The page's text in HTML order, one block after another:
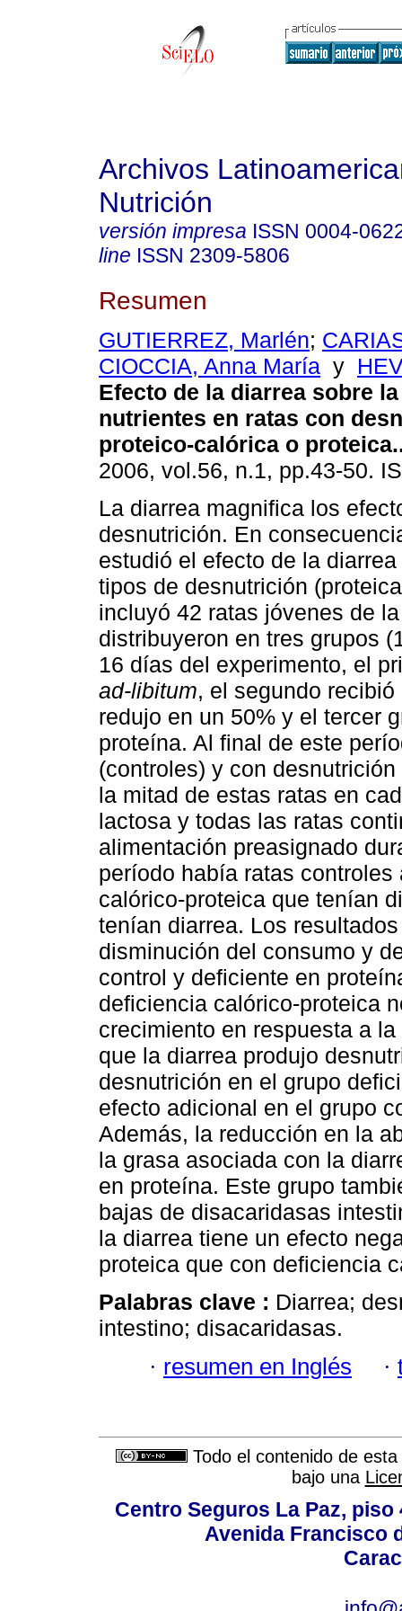
Archivos
Nutrición
versión impresa ISSN 0004-
line ISSN 2309-5806
Resumen
GUTIERREZ, Marlén;
CIOCCIA, Anna María y
Efecto de la diarrea sobre
nutrientes en ratas con
proteico-calórica o proteica.
2006, vol.56, n.1, pp.43-50.
La diarrea magnifica los
desnutrición. En
estudió el efecto de la
tipos de desnutrición
incluyó 42 ratas jóvenes de
distribuyeron en tres grupos
16 días del experimento, el
ad-libitum, el segundo
redujo en un 50% y el tercer
proteína. Al final de este
(controles) y con
la mitad de estas ratas en
lactosa y todas las ratas
alimentación preasignado
período había ratas
calórico-proteica que tenían
tenían diarrea. Los
disminución del consumo y
control y deficiente en
deficiencia calórico-proteica
crecimiento en respuesta a
que la diarrea produjo
desnutrición en el grupo
efecto adicional en el grupo
Además, la reducción en la
la grasa asociada con la
en proteína. Este grupo
bajas de disacaridasas
la diarrea tiene un efecto
proteica que con deficiencia
Palabras clave : Diarrea;
intestino; disacaridasas.
· resumen en Inglés ·
Todo el contenido de
bajo una
Centro Seguros La Paz,
Avenida Francisco